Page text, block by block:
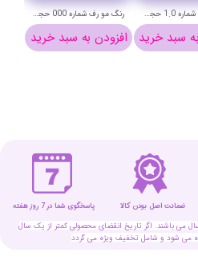
رنگ مو رف شماره 000 حجم 100 میلی لیتر (روشن کننده)-REF Permanent Hair Color
افزودن به سبد خرید
رنگ مو رف شماره 1.0 حجم 100 میلی لیتر (مشکی خالص)-REF Permanent Hair Color
سبد خرید
می باشند. اگر تاریخ انقضای محصولی کمتر از یک سال
ضمانت اصل بودن کالا پاسخگوی شما در 7 روز هفته